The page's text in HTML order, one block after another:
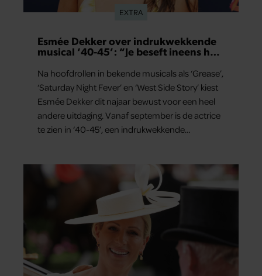
EXTRA
Esmée Dekker over indrukwekkende
musical ‘40-45’: “Je beseft ineens hoe
Na hoofdrollen in bekende musicals als ‘Grease’,
‘Saturday Night Fever’ en ‘West Side Story’ kiest
Esmée Dekker dit najaar bewust voor een heel
andere uitdaging. Vanaf september is de actrice
te zien in ‘40-45’, een indrukwekkende
alleen raakt, maar het publiek ook aan het
denken zet.